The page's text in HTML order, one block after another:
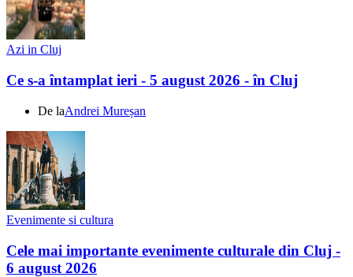
Azi in Cluj
Ce s-a întamplat ieri - 5 august 2026 - în Cluj
De laAndrei Mureșan
Evenimente si cultura
Cele mai importante evenimente culturale din Cluj -
6 august 2026